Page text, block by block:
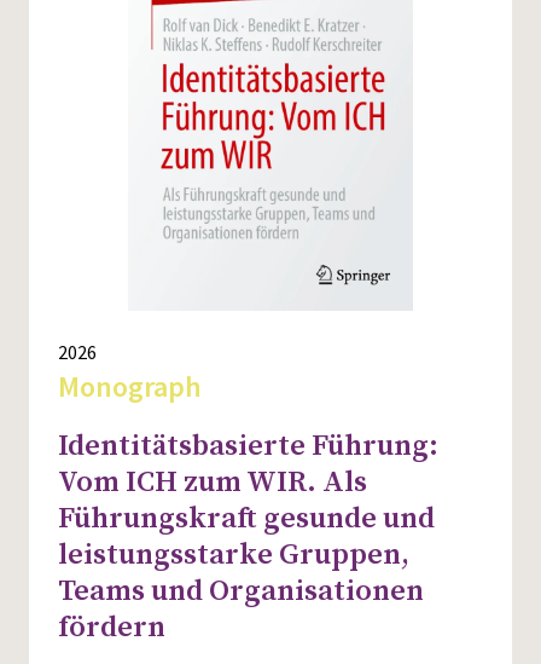
2026
Monograph
Identitätsbasierte Führung:
Vom ICH zum WIR. Als
Führungskraft gesunde und
leistungsstarke Gruppen,
Teams und Organisationen
fördern